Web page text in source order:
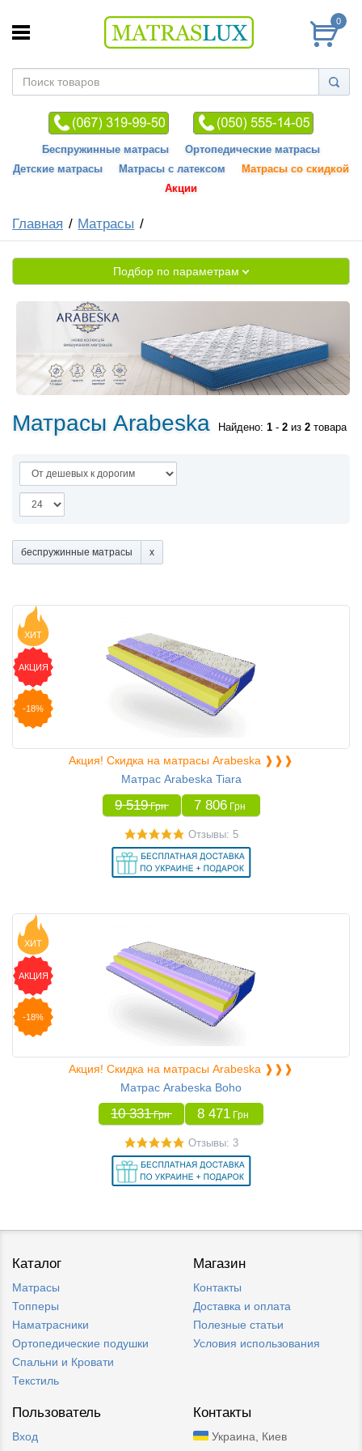
0
Беспружинные матрасы
Ортопедические матрасы
Детские матрасы
Матрасы с латексом
Матрасы со скидкой
Акции
Главная Матрасы
Подбор по параметрам
Матрасы Arabeska Найдено: 1 - 2 из 2 товара
беспружинные матрасы
ХИТ
АКЦИЯ
-18%
Акция! Скидка на матрасы Arabeska ❱❱❱
Матрас Arabeska Tiara
9 519 Грн 7 806 Грн
Отзывы: 5
ХИТ
АКЦИЯ
-18%
Акция! Скидка на матрасы Arabeska ❱❱❱
Матрас Arabeska Boho
10 331 Грн 8 471 Грн
Отзывы: 3
Каталог
Матрасы
Топперы
Наматрасники
Ортопедические подушки
Спальни и Кровати
Текстиль
Магазин
Контакты
Доставка и оплата
Полезные статьи
Условия использования
Пользователь
Вход
Контакты
Украина, Киев